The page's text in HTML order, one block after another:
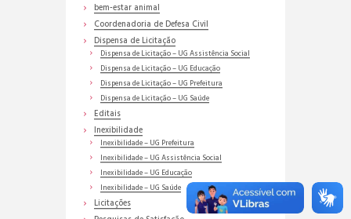
bem-estar animal
Coordenadoria de Defesa Civil
Dispensa de Licitação
Dispensa de Licitação – UG Assistência Social
Dispensa de Licitação – UG Educação
Dispensa de Licitação – UG Prefeitura
Dispensa de Licitação – UG Saúde
Editais
Inexibilidade
Inexibilidade – UG Prefeitura
Inexibilidade – UG Assistência Social
Inexibilidade – UG Educação
Inexibilidade – UG Saúde
Licitações